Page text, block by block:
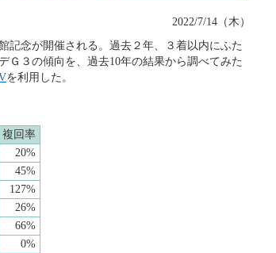
2022/7/14（木）
記念が開催される。過去２年、３着以内にふた
Ｇ３の傾向を、過去10年の結果から調べてみた
を利用した。
複回率
20%
45%
127%
26%
66%
0%